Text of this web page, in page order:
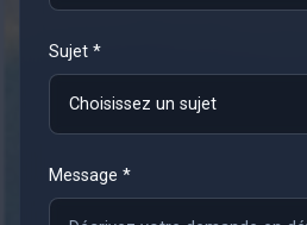
Sujet *
Message *